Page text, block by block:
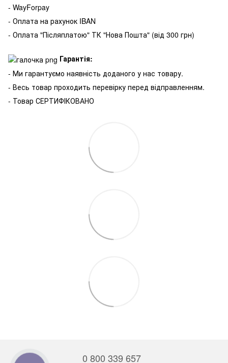
- WayForpay
- Оплата на рахунок IBAN
- Оплата "Післяплатою" ТК "Нова Пошта" (від 300 грн)
Гарантія:
- Ми гарантуємо наявність доданого у нас товару.
- Весь товар проходить перевірку перед відправленням.
- Товар СЕРТИФІКОВАНО
0 800 339 657